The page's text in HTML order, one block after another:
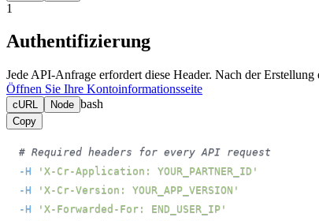
1
Authentifizierung
Jede API-Anfrage erfordert diese Header. Nach der
Öffnen Sie Ihre Kontoinformationsseite
cURL Node bash
Copy
# Required headers for every API request
-H
'X-Cr-Application: YOUR_PARTNER_ID'
-H
'X-Cr-Version: YOUR_APP_VERSION'
-H
'X-Forwarded-For: END_USER_IP'